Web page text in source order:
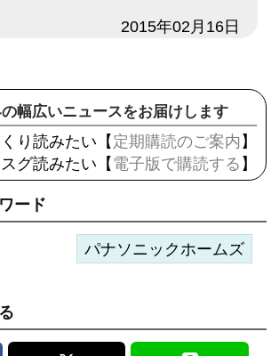
2015年02月16日
幅広いニュースをお届けします
り読みたい【 定期購読のご案内 】
グ読みたい【 電子版で購読する 】
ード
パナソニックホームズ